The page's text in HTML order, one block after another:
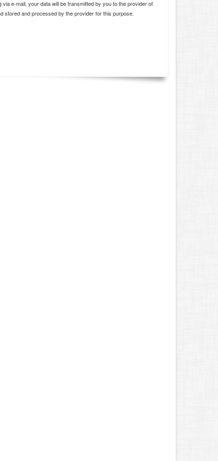
via e-mail, your data will be transmitted by you to the provider of
stored and processed by the provider for this purpose.